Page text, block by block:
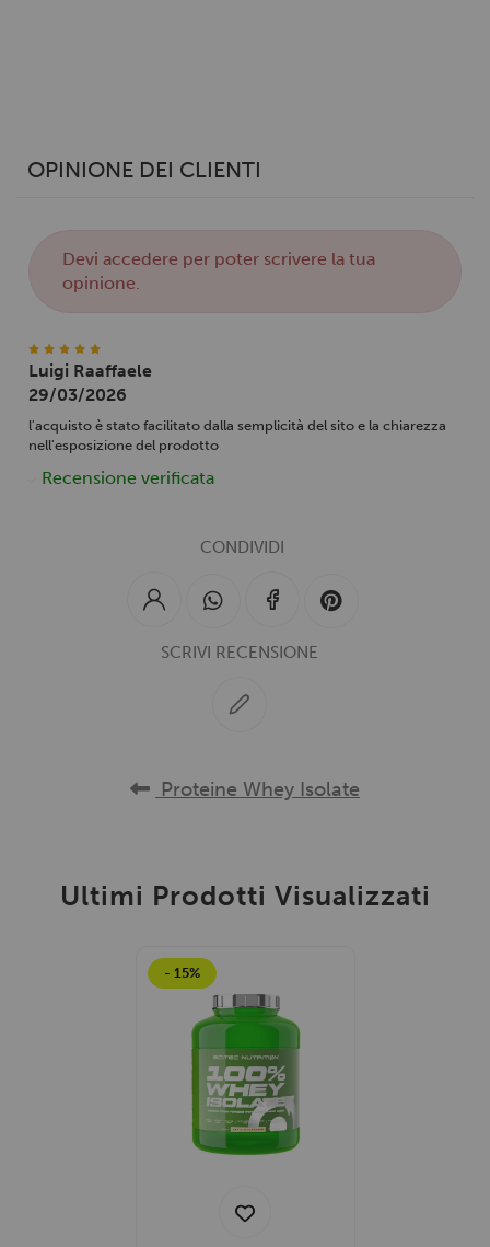
OPINIONE DEI CLIENTI
Deviaccedere per poter scrivere la tua
opinione.
Luigi Raaffaele
29/03/2026
l'acquisto è stato facilitato dalla semplicità del sito e la chiarezza
nell'esposizione del prodotto
Recensione verificata
CONDIVIDI
SCRIVI RECENSIONE
Proteine Whey Isolate
Ultimi Prodotti Visualizzati
- 15%